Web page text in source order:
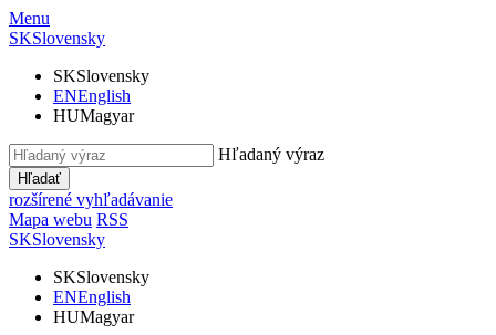
Menu
SKSlovensky
SKSlovensky
ENEnglish
HUMagyar
Hľadaný výraz
Hľadať
rozšírené vyhľadávanie
Mapa webu RSS
SKSlovensky
SKSlovensky
ENEnglish
HUMagyar